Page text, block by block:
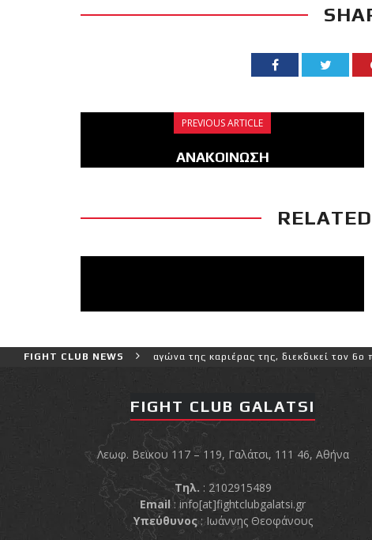
PREVIOUS ARTICLE
ΑΝΑΚΟΙΝΩΣΗ
FIGHT CLUB NEWS
πιο δύσκολο αγώνα της καριέρας της, διεκδικεί τον 6ο
FIGHT CLUB GALATSI
Λεωφ. Βεϊκου 117 – 119, Γαλάτσι, 111 46, Αθήνα
Τηλ. : 2102915489
Email :info[at]fightclubgalatsi.gr
Υπεύθυνος: Ιωάννης Θεοφάνους